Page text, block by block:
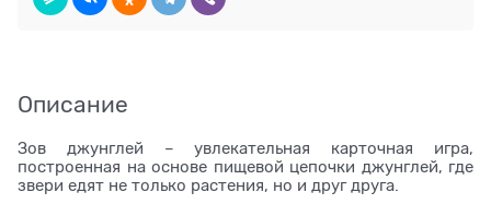
Описание
Зов джунглей – увлекательная карточная игра,
построенная на основе пищевой цепочки джунглей, где
звери едят не только растения, но и друг друга.